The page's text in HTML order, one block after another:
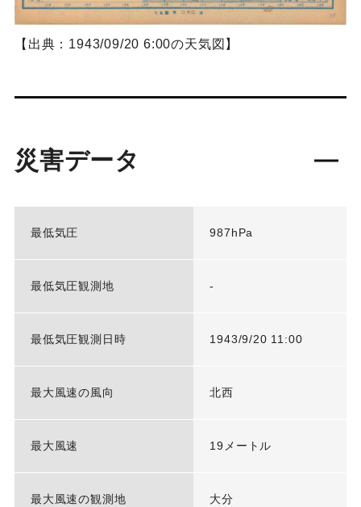
【出典：1943/09/20 6:00の天気図】
災害データ
最低気圧 987hPa
最低気圧観測地 -
最低気圧観測日時 1943/9/20 11:00
最大風速の風向 北西
最大風速 19メートル
最大風速の観測地 大分